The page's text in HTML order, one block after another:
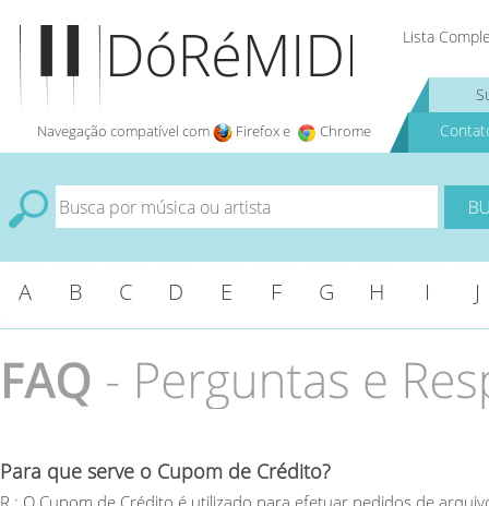
Lista
Navegação compatível com Firefox e Chrome
A B C D E F G H I J
Para que serve o Cupom de Crédito?
R.: O Cupom de Crédito é utilizado para efetuar pedidos de